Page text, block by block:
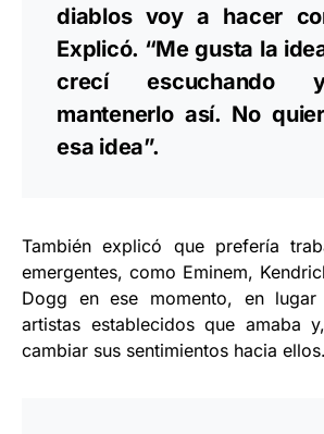
diablos voy a hacer
Explicó. “Me gusta la
crecí escuchando
mantenerlo así. No
esa idea”.
También explicó que prefería
emergentes, como Eminem,
Dogg en ese momento, en
artistas establecidos que amaba
cambiar sus sentimientos hacia ellos.